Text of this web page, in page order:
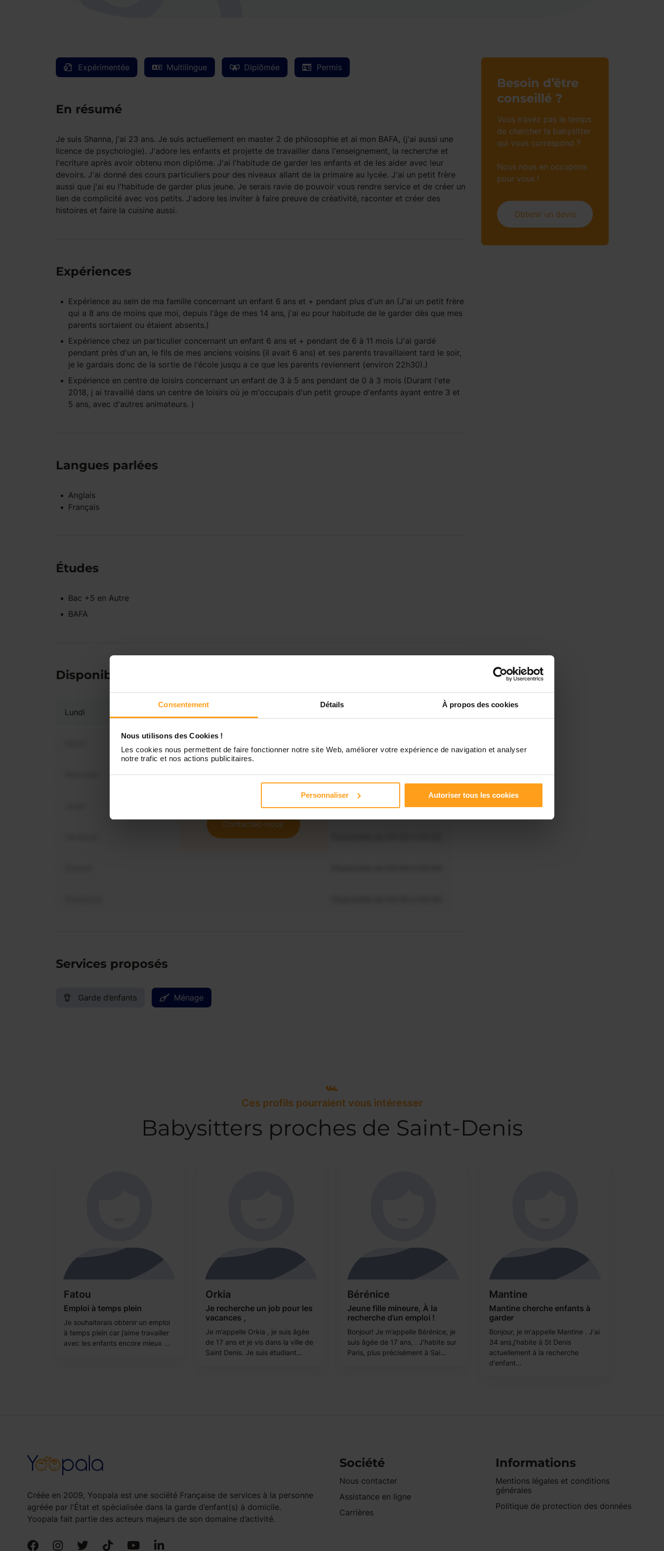
Consentement Détails À propos des cookies
Nous utilisons des Cookies !
Les cookies nous permettent de faire fonctionner notre site Web, améliorer votre expérience de navigation et analyser
notre trafic et nos actions publicitaires.
Personnaliser Autoriser tous les cookies
Expérimentée Multilingue Diplômée Permis
En résumé
Je suis Shanna, j'ai 23 ans. Je suis actuellement en master 2 de philosophie et ai mon BAFA, (j'ai aussi une
licence de psychologie). J'adore les enfants et projette de travailler dans l'enseignement, la recherche et
l'ecriture après avoir obtenu mon diplôme. J'ai l'habitude de garder les enfants et de les aider avec leur
devoirs. J'ai donné des cours particuliers pour des niveaux allant de la primaire au lycée. J'ai un petit frère
aussi que j'ai eu l'habitude de garder plus jeune. Je serais ravie de pouvoir vous rendre service et de créer un
lien de complicité avec vos petits. J'adore les inviter à faire preuve de créativité, raconter et créer des
histoires et faire la cuisine aussi.
Expériences
Expérience au sein de ma familleconcernant un enfant 6 ans et + pendant plus d'un an (J'ai un petit frère
qui a 8 ans de moins que moi, depuis l'âge de mes 14 ans, j'ai eu pour habitude de le garder dès que mes
parents sortaient ou étaient absents.)
Expérience chez un particulierconcernant un enfant 6 ans et + pendant de 6 à 11 mois(J'ai gardé
pendant près d'un an, le fils de mes anciens voisins (il avait 6 ans) et ses parents travaillaient tard le soir,
je le gardais donc de la sortie de l'école jusqu a ce que les parents reviennent (environ 22h30).)
Expérience en centre de loisirsconcernant un enfant de 3 à 5 anspendant de 0 à 3 mois(Durant l'ete
2018, j ai travaillé dans un centre de loisirs où je m'occupais d'un petit groupe d'enfants ayant entre 3 et
5 ans, avec d'autres animateurs. )
Langues parlées
Anglais
Français
Études
Bac +5 en Autre
BAFA
Disponibilités
Lundi
Disponible de 00:00 à 00:30
Disponible de 00:00 à 00:00
Vous souhaitez connaître les
disponibilités de Shanna ?
Contactez-nous
Services proposés
Garde d’enfants Ménage
Besoin d’être
conseillé ?
Vous n’avez pas le temps
de chercher la babysitter
qui vous correspond ?
Nous nous en occupons
pour vous !
Obtenir un devis
Ces profils pourraient vous intéresser
Babysitters proches de Saint-Denis
Fatou
Emploi à temps plein
Je souhaiterais obtenir un emploi
à temps plein car j’aime travailler
avec les enfants encore mieux ...
Orkia
Je recherche un job pour les
vacances ,
Je m’appelle Orkia , je suis âgée
de 17 ans et je vis dans la ville de
Saint Denis. Je suis étudiant...
Bérénice
Jeune fille mineure, À la
recherche d’un emploi !
Bonjour! Je m’appelle Bérénice, je
suis âgée de 17 ans, . J’habite sur
Paris, plus précisément à Sai...
Mantine
Mantine cherche enfants à
garder
Bonjour, je m'appelle Mantine . J'ai
34 ans,j'habite à St Denis
actuellement à la recherche
d'enfant...
Créée en 2009, Yoopala est une société Française de services à la personne
agréée par l'État et spécialisée dans la garde d’enfant(s) à domicile.
Yoopala fait partie des acteurs majeurs de son domaine d’activité.
Société
Nous contacter
Assistance en ligne
Carrières
Informations
Mentions légales et conditions
générales
Politique de protection des données